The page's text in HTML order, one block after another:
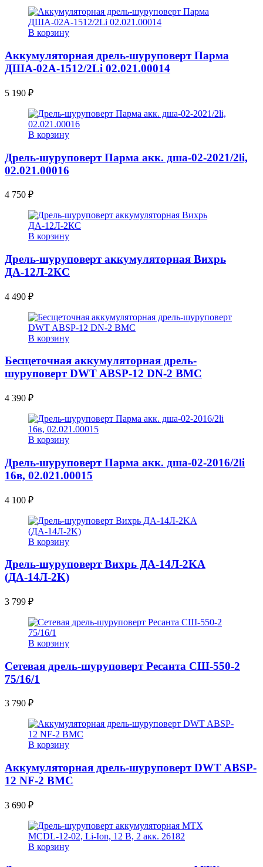
В корзину
Аккумуляторная дрель-шуруповерт Парма
ДША-02А-1512/2Li 02.021.00014
5 190 ₽
В корзину
Дрель-шуруповерт Парма акк. дша-02-2021/2li,
02.021.00016
4 750 ₽
В корзину
Дрель-шуруповерт аккумуляторная Вихрь
ДА-12Л-2КC
4 490 ₽
В корзину
Бесщеточная аккумуляторная дрель-
шуруповерт DWT ABSP-12 DN-2 BMC
4 390 ₽
В корзину
Дрель-шуруповерт Парма акк. дша-02-2016/2li
16в, 02.021.00015
4 100 ₽
В корзину
Дрель-шуруповерт Вихрь ДА-14Л-2KА
(ДА-14Л-2K)
3 799 ₽
В корзину
Сетевая дрель-шуруповерт Ресанта СШ-550-2
75/16/1
3 790 ₽
В корзину
Аккумуляторная дрель-шуруповерт DWT ABSP-
12 NF-2 BMC
3 690 ₽
В корзину